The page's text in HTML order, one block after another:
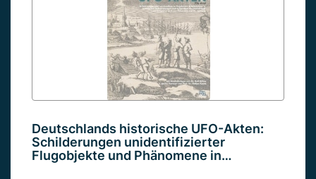
Deutschlands historische UFO-Akten:
Schilderungen unidentifizierter
Flugobjekte und Phänomene in…